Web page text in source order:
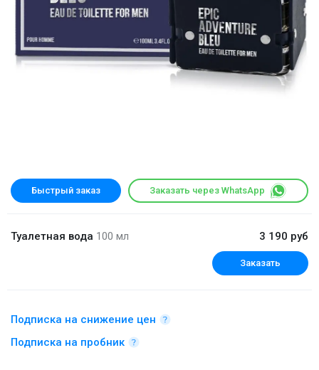
Быстрый заказ Заказать через WhatsApp
Туалетная вода 100 мл 3 190 руб
Заказать
Подписка на снижение цен
Подписка на пробник